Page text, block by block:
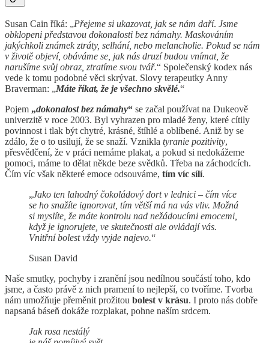
Susan Cain říká: „Přejeme si ukazovat, jak se nám daří. Jsme
obklopeni představou dokonalosti bez námahy. Maskováním
jakýchkoli známek ztráty, selhání, nebo melancholie. Pokud se nám
v životě objeví, obáváme se, jak nás druzí budou vnímat, že
narušíme svůj obraz, ztratíme svou tvář.“ Společenský kodex nás
vede k tomu podobné věci skrývat. Slovy terapeutky Anny
Braverman: „Máte říkat, že je všechno skvělé.“
Pojem „dokonalost bez námahy“ se začal používat na Dukeově
univerzitě v roce 2003. Byl vyhrazen pro mladé ženy, které cítily
povinnost i tlak být chytré, krásné, štíhlé a oblíbené. Aniž by se
zdálo, že o to usilují, že se snaží. Vznikla tyranie pozitivity,
přesvědčení, že v práci nemáme plakat, a pokud si nedokážeme
pomoci, máme to dělat někde beze svědků. Třeba na záchodcích.
Čím víc však některé emoce odsouváme, tím víc sílí.
„Jako ten lahodný čokoládový dort v lednici – čím více
se ho snažíte ignorovat, tím větší má na vás vliv. Možná
si myslíte, že máte kontrolu nad nežádoucími emocemi,
když je ignorujete, ve skutečnosti ale ovládají vás.
Vnitřní bolest vždy vyjde najevo.“
Susan David
Naše smutky, pochyby i zranění jsou nedílnou součástí toho, kdo
jsme, a často právě z nich pramení to nejlepší, co tvoříme. Tvorba
nám umožňuje přeměnit prožitou bolest v krásu. I proto nás dobře
napsaná báseň dokáže rozplakat, pohne naším srdcem.
Jak rosa nestálý